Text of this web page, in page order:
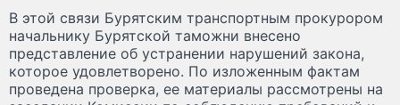
В этой связи Бурятским транспортным прокурором
начальнику Бурятской таможни внесено
представление об устранении нарушений закона,
которое удовлетворено. По изложенным фактам
проведена проверка, ее материалы рассмотрены на